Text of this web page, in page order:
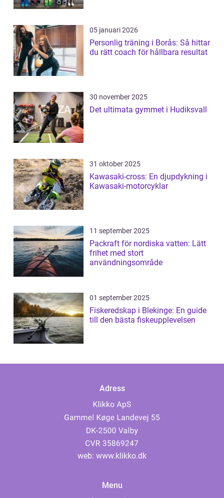
05 januari 2026
Personlig träning i Borås: Så hittar
du rätt coach för hållbara resultat
30 november 2025
Det ultimata gymmet i Hudiksvall
31 oktober 2025
Kawasaki-cross: En djupdykning i
Kawasaki-motorcyklar
11 september 2025
Packraft för nordiska vatten: Lätt
frihet med stort
användningsområde
01 september 2025
Fiskeredskap i Blekinge: En guide
till den bästa fiskeupplevelsen
Adress
web: www.klikko.dk
Menu